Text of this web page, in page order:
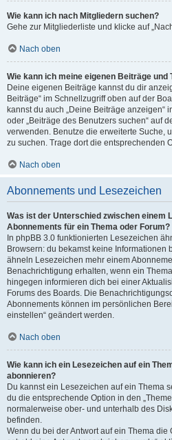
Wie kann ich nach Mitgliedern suchen?
Gehe zur Mitgliederliste und klicke auf
Nach oben
Wie kann ich meine eigenen Beiträge und
Deine eigenen Beiträge kannst du dir
Beiträge“ im Schnellzugriff oben auf der
kannst du auch „Deine Beiträge anzeigen“
oder „Beiträge des Benutzers suchen“ auf
verwenden. Benutze die erweiterte Suche,
zu suchen. Trage dort die entsprechenden
Nach oben
Abonnements und Lesezeichen
Was ist der Unterschied zwischen einem
Abonnements für ein Thema oder Forum?
In phpBB 3.0 funktionierten Lesezeichen
Browsern: du bekamst keine Informationen
ähneln Lesezeichen mehr einem
Benachrichtigung erhalten, wenn ein
hingegen informieren dich bei einer
Forums des Boards. Die
Abonnements können im persönlichen
einstellen“ geändert werden.
Nach oben
Wie kann ich ein Lesezeichen auf ein
abonnieren?
Du kannst ein Lesezeichen auf ein Thema
du die entsprechende Option in den
normalerweise ober- und unterhalb des
befinden.
Wenn du bei der Antwort auf ein Thema die